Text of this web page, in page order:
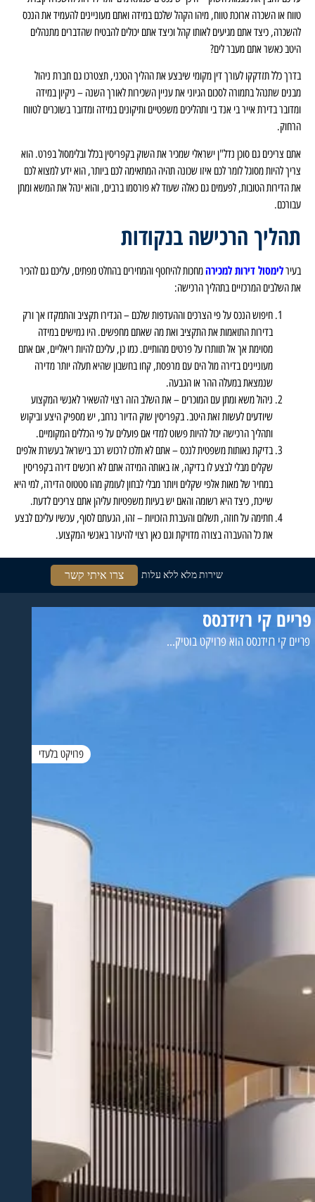
טווח או השכרה ארוכת טווח, מיהו הקהל שלכם במידה ואתם מעוניינים להעמיד את הנכס
להשכרה, כיצד אתם מגיעים לאותו קהל וכיצד אתם יכולים להבטיח שהדברים מתנהלים
היטב כאשר אתם מעבר לים?
בדרך כלל תזדקקו לעורך דין מקומי שיבצע את ההליך הטכני, תצטרכו גם חברת ניהול
מבנים שתנהל בתמורה לסכום הגיוני את עניין השכירות לאורך השנה – ניקיון במידה
ומדובר בדירת אייר בי אנד בי ותהליכים משפטיים ותיקונים במידה ומדובר בשוכרים לטווח
הרחוק.
אתם צריכים גם סוכן נדל"ן ישראלי שמכיר את השוק בקפריסין בכלל ובלימסול בפרט. הוא
צריך להיות מסוגל לומר לכם איזו שכונה תהיה המתאימה לכם ביותר, הוא ידע למצוא לכם
את הדירות הטובות, לפעמים גם כאלה שעוד לא פורסמו ברבים, והוא ינהל את המשא ומתן
עבורכם.
תהליך הרכישה בנקודות
בעירלימסול דירות למכירהמחכות להיחטף והמחירים בהחלט מפתים, עליכם גם להכיר
את השלבים המרכזיים בתהליך הרכישה:
חיפוש הנכס על פי הצרכים וההעדפות שלכם – הגדירו תקציב והתמקדו אך ורק
בדירות התואמות את התקציב ואת מה שאתם מחפשים. היו גמישים במידה
מסוימת אך אל תוותרו על פרטים מהותיים. כמו כן, עליכם להיות ריאליים, אם אתם
מעוניינים בדירה מול הים עם מרפסת, קחו בחשבון שהיא תעלה יותר מדירה
שנמצאת במעלה ההר או הגבעה.
ניהול משא ומתן עם המוכרים – את השלב הזה רצוי להשאיר לאנשי המקצוע
שיודעים לעשות זאת היטב. בקפריסין שוק הדיור נרחב, יש מספיק היצע וביקוש
ותהליך הרכישה יכול להיות פשוט למדי אם פועלים על פי הכללים המקומיים.
בדיקת נאותות משפטית לנכס – אתם לא תלכו לרכוש רכב בישראל בעשרת אלפים
שקלים מבלי לבצע לו בדיקה, אז באותה המידה אתם לא רוכשים דירה בקפריסין
במחיר של מאות אלפי שקלים ויותר מבלי לבחון לעומק מהו סטטוס הדירה, למי היא
שייכת, כיצד היא רשומה והאם יש בעיות משפטיות עליהן אתם צריכים לדעת.
חתימה על חוזה, תשלום והעברת הזכויות – זהו, הגעתם לסוף, עכשיו עליכם לבצע
את כל ההעברה בצורה מדויקת וגם כאן רצוי להיעזר באנשי המקצוע.
שירות מלא ללא עלות צרו איתי קשר
פריים קי רזידנסס
פריים קי רזידנסס הוא פרויקט בוטיק...
פרויקט בלעדי